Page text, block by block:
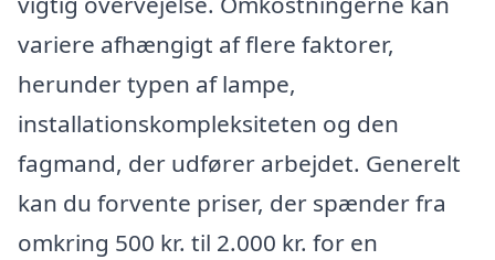
variere afhængigt af flere faktorer,
herunder typen af lampe,
installationskompleksiteten og den
fagmand, der udfører arbejdet. Generelt
kan du forvente priser, der spænder fra
omkring 500 kr. til 2.000 kr. for en